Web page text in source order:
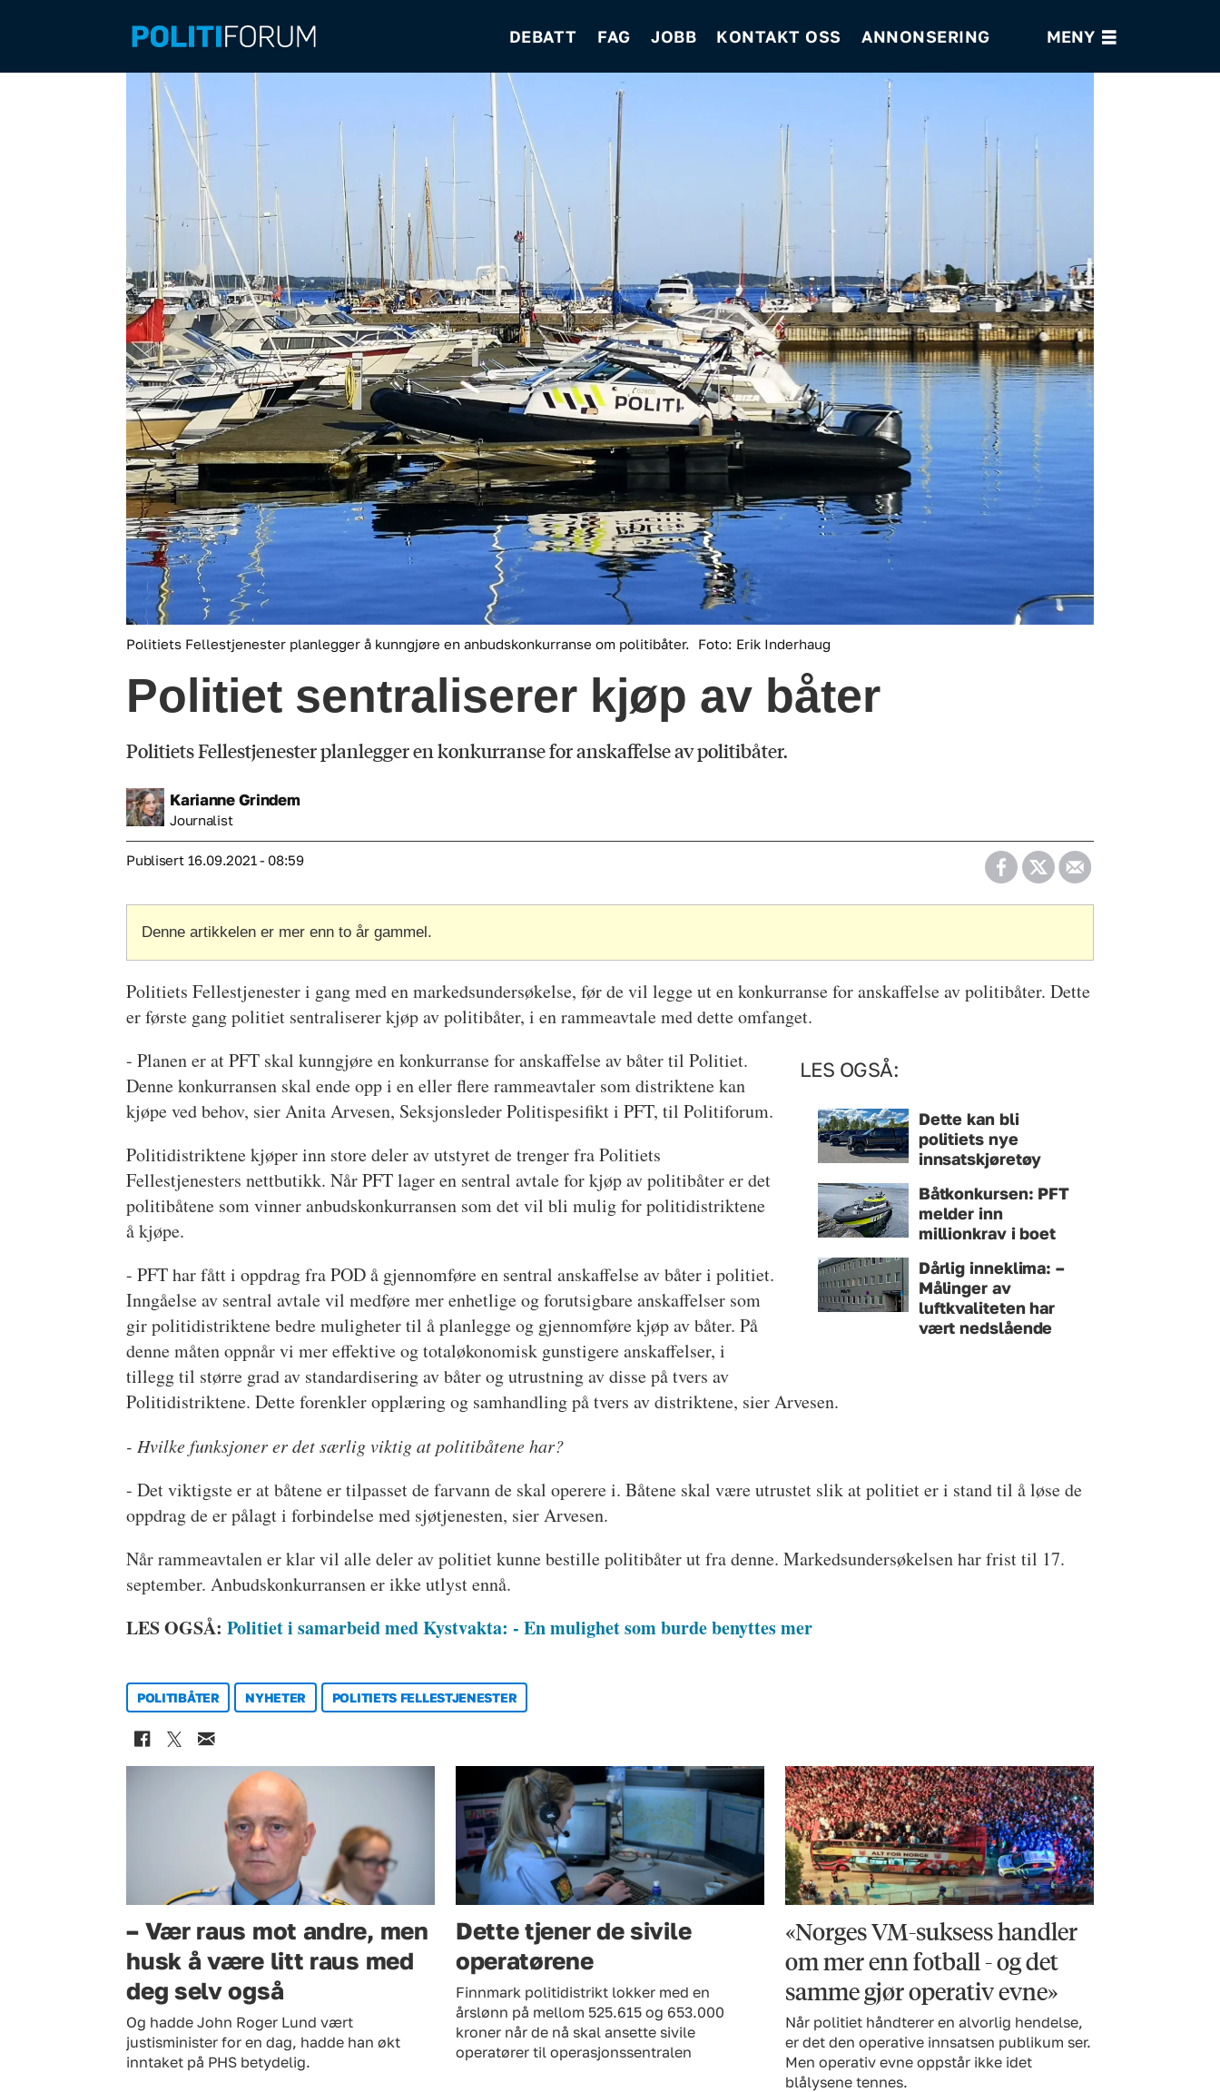
DEBATT FAG JOBB KONTAKT OSS ANNONSERING
Politiets Fellestjenester planlegger å kunngjøre en anbudskonkurranse om politibåter. Foto: Erik Inderhaug
Politiet sentraliserer kjøp av båter
Politiets Fellestjenester planlegger en konkurranse for anskaffelse av politibåter.
KarianneGrindem
Journalist
Publisert 16.09.2021 - 08:59
Denne artikkelen er mer enn to år gammel.
Politiets Fellestjenester i gang med en markedsundersøkelse, før de vil legge ut en konkurranse for anskaffelse av politibåter. Dette
er første gang politiet sentraliserer kjøp av politibåter, i en rammeavtale med dette omfanget.
LES OGSÅ:
Dette kan bli
politiets nye
innsatskjøretøy
Båtkonkursen: PFT
melder inn
millionkrav i boet
Dårlig inneklima: –
Målinger av
luftkvaliteten har
vært nedslående
- Planen er at PFT skal kunngjøre en konkurranse for anskaffelse av båter til Politiet.
Denne konkurransen skal ende opp i en eller flere rammeavtaler som distriktene kan
kjøpe ved behov, sier Anita Arvesen, Seksjonsleder Politispesifikt i PFT, til Politiforum.
Politidistriktene kjøper inn store deler av utstyret de trenger fra Politiets
Fellestjenesters nettbutikk. Når PFT lager en sentral avtale for kjøp av politibåter er det
politibåtene som vinner anbudskonkurransen som det vil bli mulig for politidistriktene
å kjøpe.
- PFT har fått i oppdrag fra POD å gjennomføre en sentral anskaffelse av båter i politiet.
Inngåelse av sentral avtale vil medføre mer enhetlige og forutsigbare anskaffelser som
gir politidistriktene bedre muligheter til å planlegge og gjennomføre kjøp av båter. På
denne måten oppnår vi mer effektive og totaløkonomisk gunstigere anskaffelser, i
tillegg til større grad av standardisering av båter og utrustning av disse på tvers av
Politidistriktene. Dette forenkler opplæring og samhandling på tvers av distriktene, sier Arvesen.
- Hvilke funksjoner er det særlig viktig at politibåtene har?
- Det viktigste er at båtene er tilpasset de farvann de skal operere i. Båtene skal være utrustet slik at politiet er i stand til å løse de
oppdrag de er pålagt i forbindelse med sjøtjenesten, sier Arvesen.
Når rammeavtalen er klar vil alle deler av politiet kunne bestille politibåter ut fra denne. Markedsundersøkelsen har frist til 17.
september. Anbudskonkurransen er ikke utlyst ennå.
LES OGSÅ:Politiet i samarbeid med Kystvakta: - En mulighet som burde benyttes mer
POLITIBÅTER NYHETER POLITIETS FELLESTJENESTER
– Vær raus mot andre, men
husk å være litt raus med
deg selv også
Og hadde John Roger Lund vært
justisminister for en dag, hadde han økt
inntaket på PHS betydelig.
Dette tjener de sivile
operatørene
Finnmark politidistrikt lokker med en
årslønn på mellom 525.615 og 653.000
kroner når de nå skal ansette sivile
operatører til operasjonssentralen
«Norges VM-suksess handler
om mer enn fotball - og det
samme gjør operativ evne»
Når politiet håndterer en alvorlig hendelse,
er det den operative innsatsen publikum ser.
Men operativ evne oppstår ikke idet
blålysene tennes.